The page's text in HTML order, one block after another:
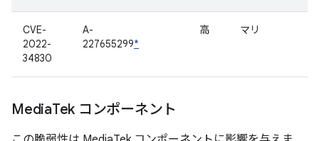
CVE-
2022-
34830
A-
227655299*
高 マリ
MediaTek コンポーネント